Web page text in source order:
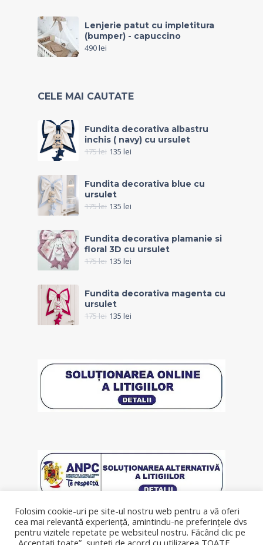
Lenjerie patut cu impletitura
(bumper) - capuccino
490lei
CELE MAI CAUTATE
Fundita decorativa albastru
inchis ( navy) cu ursulet
175lei 135 lei
Fundita decorativa blue cu
ursulet
175lei 135 lei
Fundita decorativa plamanie si
floral 3D cu ursulet
175lei 135 lei
Fundita decorativa magenta cu
ursulet
175lei 135 lei
Folosim cookie-uri pe site-ul nostru web pentru a vă oferi
cea mai relevantă experiență, amintindu-ne preferințele dvs
pentru vizitele repetate pe websiteul nostru. Făcând clic pe
„Acceptați toate”, sunteți de acord cu utilizarea TOATE